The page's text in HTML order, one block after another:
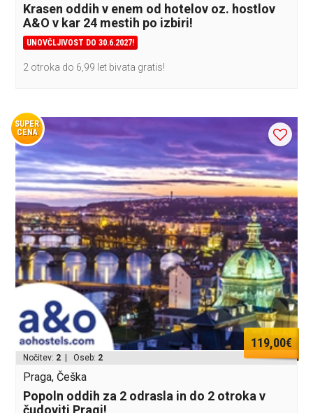
Krasen oddih v enem od hotelov oz. hostlov
A&O v kar 24 mestih po izbiri!
UNOVČLJIVOST DO 30.6.2027!
2 otroka do 6,99 let bivata gratis!
SUPER
CENA
119,00€
Nočitev: 2 | Oseb: 2
Praga, Češka
Popoln oddih za 2 odrasla in do 2 otroka v